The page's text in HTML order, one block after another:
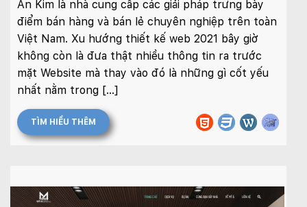
An Kim là nhà cung cấp các giải pháp trưng bày
điểm bán hàng và bán lẻ chuyên nghiệp trên toàn
Việt Nam. Xu hướng thiết kế web 2021 bây giờ
không còn là đưa thật nhiều thông tin ra trước
mặt Website mà thay vào đó là những gì cốt yếu
nhất nằm trong […]
TÌM HIỂU THÊM